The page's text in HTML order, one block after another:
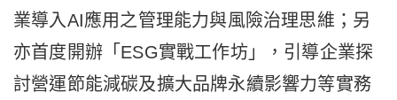
業導入AI應用之管理能力與風險治理思維；另
亦首度開辦「ESG實戰工作坊」，引導企業探
討營運節能減碳及擴大品牌永續影響力等實務